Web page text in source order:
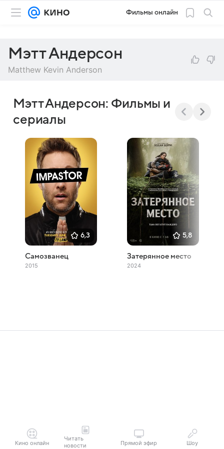
Фильмы онлайн
Мэтт Андерсон
Matthew Kevin Anderson
Мэтт Андерсон: Фильмы и
сериалы
6,3
Самозванец
2015
5,8
Затерянное место
2024
Кино онлайн
Читать
новости
Прямой эфир Шоу